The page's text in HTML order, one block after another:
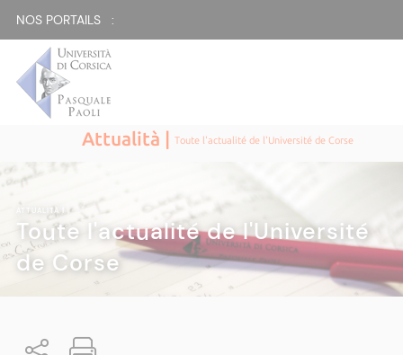
NOS PORTAILS :
Attualità |Toute l'actualité de l'Université de Corse
ATTUALITÀ|
Toute l'actualité de l'Université
de Corse